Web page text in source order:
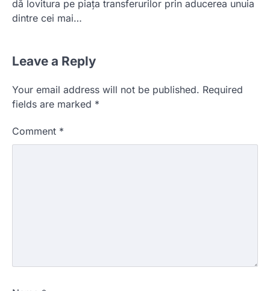
dă lovitura pe piața transferurilor prin aducerea unuia
dintre cei mai…
Leave a Reply
Your email address will not be published. Required
fields are marked *
Comment *